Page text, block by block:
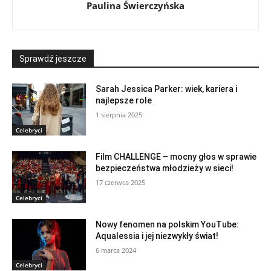
Paulina Świerczyńska
Sprawdź jeszcze
Celebryci
Sarah Jessica Parker: wiek, kariera i
najlepsze role
1 sierpnia 2025
Celebryci
Film CHALLENGE – mocny głos w sprawie
bezpieczeństwa młodzieży w sieci!
17 czerwca 2025
Celebryci
Nowy fenomen na polskim YouTube:
Aqualessia i jej niezwykły świat!
6 marca 2024